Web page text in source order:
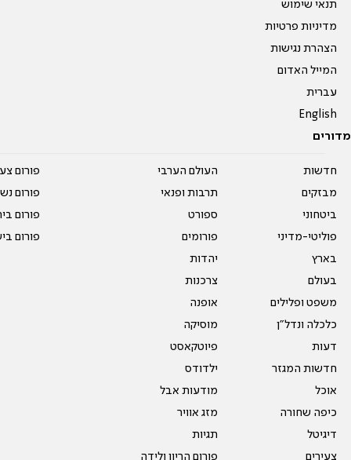
תנאי שימוש
מדיניות פרטיות
הצהרת נגישות
המייל האדום
עברית
English
מדורים
חדשות
מבזקים
ביטחוני
פוליטי-מדיני
בארץ
בעולם
משפט ופלילים
כלכלה ונדל"ן
דעות
חדשות המגזר
אוכל
כיפה שחורה
דיגיטל
צעירים
העולם הערבי
תרבות ופנאי
ספורט
פורומים
יהדות
צרכנות
אופנה
מוסיקה
פיוטקאסט
ילדודס
מודעות אבל
מזג אוויר
תגיות
פורום הריון ולידה
פורום
פורום
פורום
פורום